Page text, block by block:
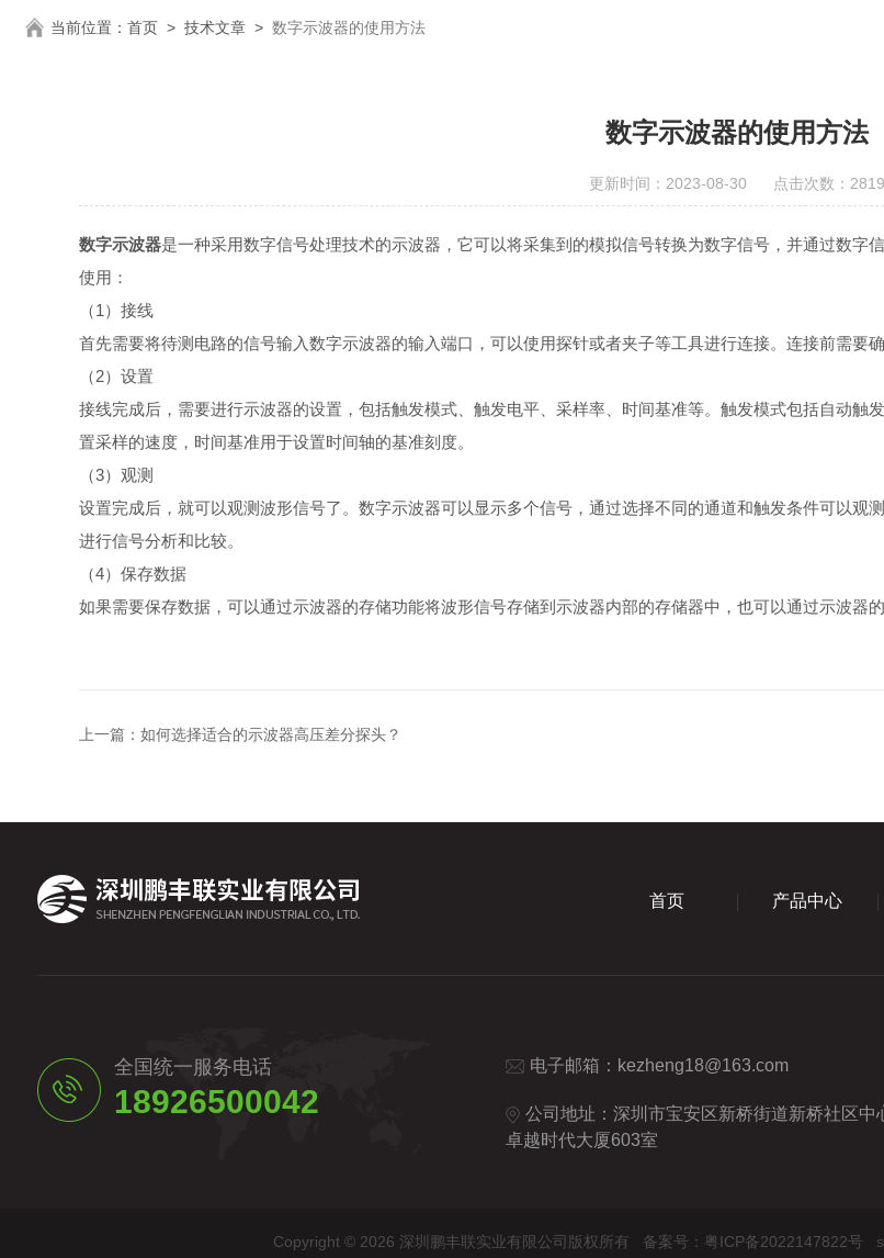
当前位置： 首页 > 技术文章 > 数字示波器的使用方法
数字示波器的使用方法
更新时间：2023-08-30 点击次数：2819
数字示波器是一种采用数字信号处理技术的示波器，它可以将采集到的模拟信号转换为数字信号，并通过数字
使用：
（1）接线
首先需要将待测电路的信号输入数字示波器的输入端口，可以使用探针或者夹子等工具进行连接。连接前需要
（2）设置
接线完成后，需要进行示波器的设置，包括触发模式、触发电平、采样率、时间基准等。触发模式包括自动
置采样的速度，时间基准用于设置时间轴的基准刻度。
（3）观测
设置完成后，就可以观测波形信号了。数字示波器可以显示多个信号，通过选择不同的通道和触发条件可以观
进行信号分析和比较。
（4）保存数据
如果需要保存数据，可以通过示波器的存储功能将波形信号存储到示波器内部的存储器中，也可以通过示波器
上一篇： 如何选择适合的示波器高压差分探头？
首页 产品中心
全国统一服务电话
18926500042
电子邮箱： kezheng18@163.com
公司地址：深圳市宝安区新桥街道新桥社区中
卓越时代大厦603室
Copyright © 2026 深圳鹏丰联实业有限公司版权所有 备案号：粤ICP备2022147822号